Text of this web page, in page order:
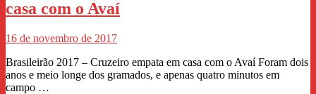
casa com o Avaí
16 de novembro de 2017
Brasileirão 2017 – Cruzeiro empata em casa com o Avaí Foram dois
anos e meio longe dos gramados, e apenas quatro minutos em
campo …